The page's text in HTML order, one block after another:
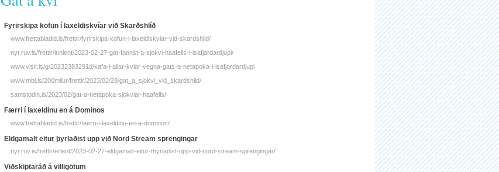
Fyrirskipa köfun í laxeldiskvíar við Skarðshlíð
www.frettabladid.is/frettir/fyrirskipa-kofun-i-laxeldiskviar-vid-skardshlid/
nyr.ruv.is/frettir/innlent/2023-02-27-gat-fannst-a-sjokvi-haafells-i-isafjardardjupi/
www.visir.is/g/20232383291d/kafa-i-allar-kviar-vegna-gats-a-netapoka-i-isafjardardjupi
www.mbl.is/200milur/frettir/2023/02/28/gat_a_sjokvi_vid_skardshlid/
samstodin.is/2023/02/gat-a-netapoka-sjokviar-haafells/
Færri í laxeldinu en á Dominos
www.frettabladid.is/frettir/faerri-i-laxeldinu-en-a-dominos/
Eldgamalt eitur þyrlaðist upp við Nord Stream sprengingar
nyr.ruv.is/frettir/erlent/2023-02-27-eldgamalt-eitur-thyrladist-upp-vid-nord-stream-sprengingar/
Viðskiptaráð á villigötum